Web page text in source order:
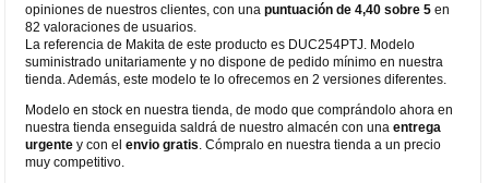
opiniones de nuestros clientes, con unapuntuación de 4,40 sobre 5 en
82 valoraciones de usuarios.
La referencia de Makita de este producto es DUC254PTJ. Modelo
suministrado unitariamente y no dispone de pedido mínimo en nuestra
tienda. Además, este modelo te lo ofrecemos en 2 versiones diferentes.
Modelo en stock en nuestra tienda, de modo que comprándolo ahora en
nuestra tienda enseguida saldrá de nuestro almacén con unaentrega
urgente y con elenvio gratis . Cómpralo en nuestra tienda a un precio
muy competitivo.